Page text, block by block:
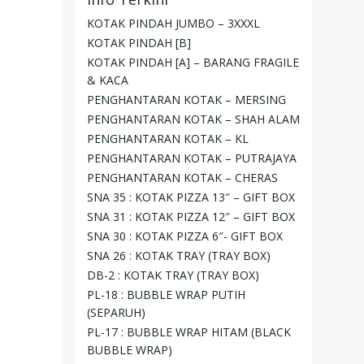
KOTAK PINDAH JUMBO – 3XXXL
KOTAK PINDAH [B]
KOTAK PINDAH [A] – BARANG FRAGILE
& KACA
PENGHANTARAN KOTAK – MERSING
PENGHANTARAN KOTAK – SHAH ALAM
PENGHANTARAN KOTAK – KL
PENGHANTARAN KOTAK – PUTRAJAYA
PENGHANTARAN KOTAK – CHERAS
SNA 35 : KOTAK PIZZA 13″ – GIFT BOX
SNA 31 : KOTAK PIZZA 12″ – GIFT BOX
SNA 30 : KOTAK PIZZA 6″- GIFT BOX
SNA 26 : KOTAK TRAY (TRAY BOX)
DB-2 : KOTAK TRAY (TRAY BOX)
PL-18 : BUBBLE WRAP PUTIH
(SEPARUH)
PL-17 : BUBBLE WRAP HITAM (BLACK
BUBBLE WRAP)